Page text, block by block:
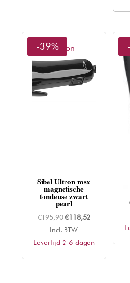
Ultron
-39%
Sibel Ultron msx
magnetische
tondeuse zwart
pearl
€195,90 Oorspronkelijke
prijs
was:
€118,52Huidige
is:
Incl. BTW
Levertijd 2-6 dagen